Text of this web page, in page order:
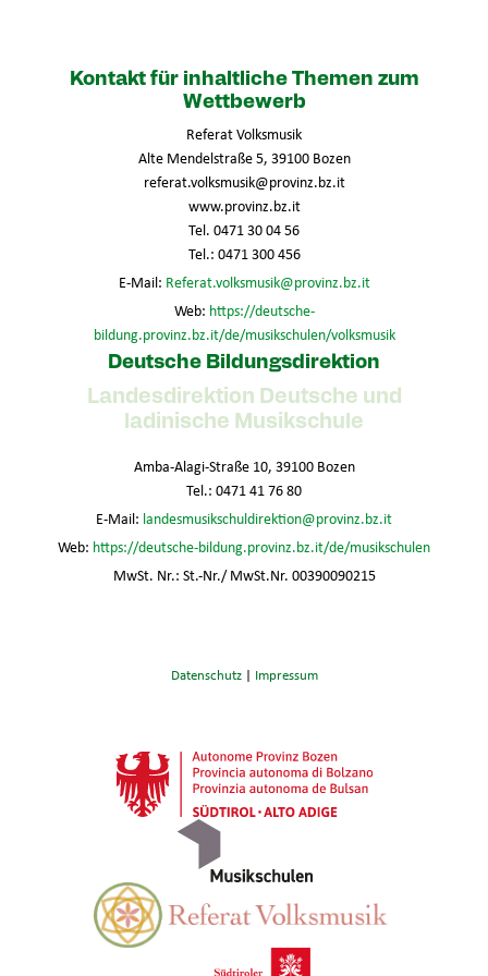
Kontakt für inhaltliche Themen zum
Wettbewerb
Referat Volksmusik
Alte Mendelstraße 5, 39100 Bozen
referat.volksmusik@provinz.bz.it
www.provinz.bz.it
Tel. 0471 30 04 56
Tel.: 0471 300 456
E-Mail: Referat.volksmusik@provinz.bz.it
Web: https://deutsche-
bildung.provinz.bz.it/de/musikschulen/volksmusik
Deutsche Bildungsdirektion
Landesdirektion Deutsche und
ladinische Musikschule
Amba-Alagi-Straße 10, 39100 Bozen
Tel.: 0471 41 76 80
E-Mail: landesmusikschuldirektion@provinz.bz.it
Web: https://deutsche-bildung.provinz.bz.it/de/musikschulen
MwSt. Nr.: St.-Nr./ MwSt.Nr. 00390090215
Datenschutz| Impressum